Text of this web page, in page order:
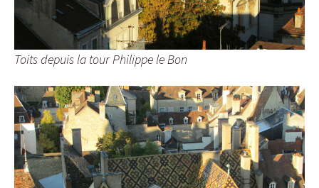
Toits depuis la tour Philippe le Bon